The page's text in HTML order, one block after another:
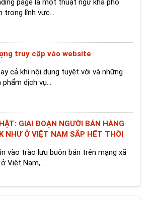
truy cập vào website
cả khi nội dung tuyệt vời và những
phẩm dịch vụ...
GIAI ĐOẠN NGƯỜI BÁN HÀNG
NHƯ Ở VIỆT NAM SẮP HẾT THỜI
vào trào lưu buôn bán trên mạng xã
Việt Nam,...
LỄ ĐẶC BIỆT DÀNH RIÊNG CHO
HỆ THỐNG